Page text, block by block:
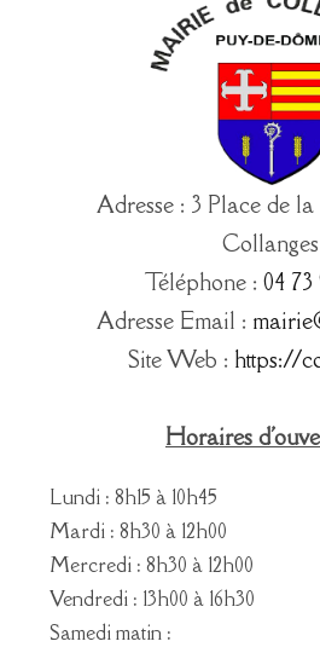
Adresse : 3 Place de
Collanges
Téléphone : 04 73
Adresse Email :
Site Web : https://
Horaires
Lundi : 8h15 à 10h45
Mardi : 8h30 à 12h00
Mercredi : 8h30 à 12h00
Vendredi : 13h00 à 16h30
Samedi matin :